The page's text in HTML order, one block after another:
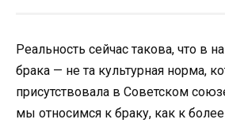
Реальность сейчас такова, что в
брака — не та культурная норма,
присутствовала в Советском
мы относимся к браку, как к